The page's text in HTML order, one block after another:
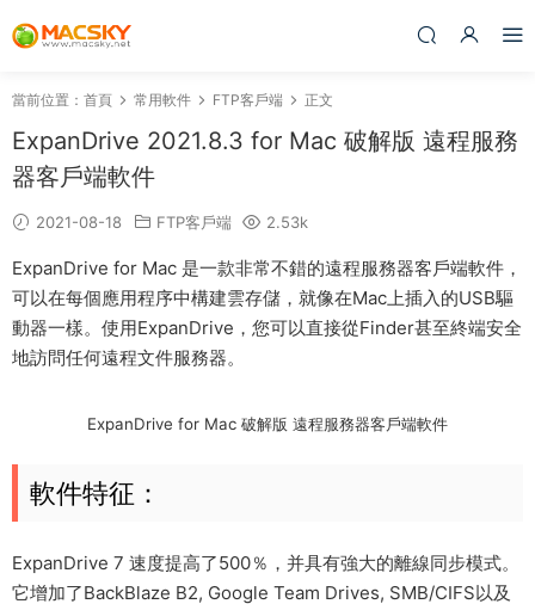
當前位置： 首頁 常用軟件 FTP客戶端 正文
ExpanDrive 2021.8.3 for Mac 破解版 遠程服務
器客戶端軟件
2021-08-18 FTP客戶端 2.53k
ExpanDrive for Mac 是一款非常不錯的遠程服務器客戶端軟件，
可以在每個應用程序中構建雲存儲，就像在Mac上插入的USB驅
動器一樣。使用ExpanDrive，您可以直接從Finder甚至終端安全
地訪問任何遠程文件服務器。
ExpanDrive for Mac 破解版 遠程服務器客戶端軟件
軟件特征：
ExpanDrive 7 速度提高了500％，并具有強大的離線同步模式。
它增加了BackBlaze B2, Google Team Drives, SMB/CIFS以及